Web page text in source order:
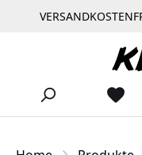
Zum Hauptinhalt